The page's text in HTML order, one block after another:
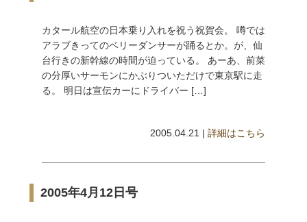
カタール航空の日本乗り入れを祝う祝賀会。 噂では
アラブきってのベリーダンサーが踊るとか。が、仙
台行きの新幹線の時間が迫っている。 あーあ、前菜
の分厚いサーモンにかぶりついただけで東京駅に走
る。 明日は宣伝カーにドライバー […]
2005.04.21 |詳細はこちら
2005年4月12日号